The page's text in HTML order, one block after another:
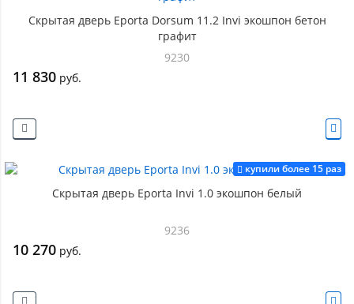
Скрытая дверь Eporta Dorsum 11.2 Invi экошпон бетон
графит
9230
11 830 руб.
купили более 15 раз
Скрытая дверь Eporta Invi 1.0 экошпон белый
9236
10 270 руб.